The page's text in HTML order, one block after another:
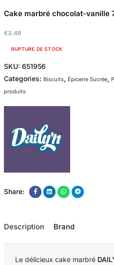
Cake marbré chocolat-vanille
€3.49
RUPTURE DE STOCK
SKU: 651956
Categories: Biscuits, Épicerie Sucrée,
produits
Share:
Description Brand
Le délicieux cake marbré